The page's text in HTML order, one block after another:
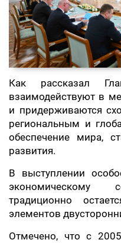
Как рассказал
взаимодействуют в
и придерживаются
региональным и
обеспечение мира,
развития.
В выступлении
экономическому
традиционно
элементов
Отмечено, что с